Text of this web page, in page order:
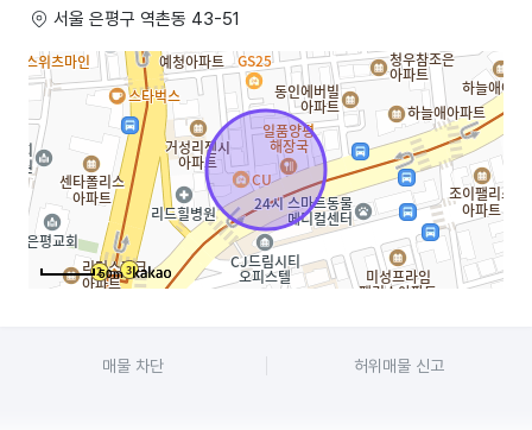
입주는 상의 후 결정
서울 은평구 역촌동 43-51
50m
매물 차단 허위매물 신고